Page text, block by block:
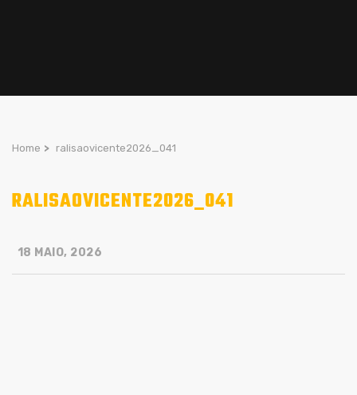
Home > ralisaovicente2026_041
RALISAOVICENTE2026_041
18 MAIO, 2026